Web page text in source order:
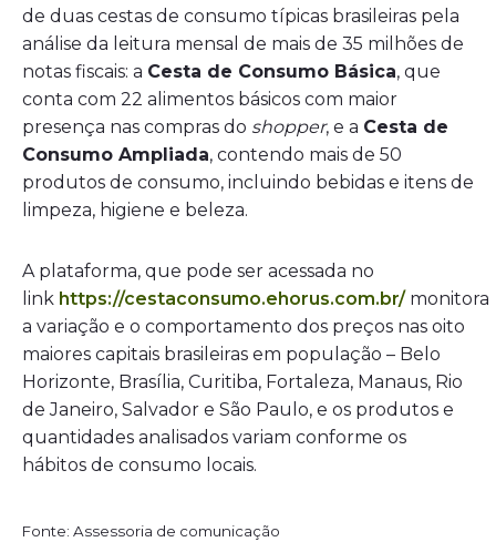
de duas cestas de consumo típicas brasileiras pela
análise da leitura mensal de mais de 35 milhões de
notas fiscais: a Cesta de Consumo Básica, que
conta com 22 alimentos básicos com maior
presença nas compras do shopper, e a Cesta de
Consumo Ampliada, contendo mais de 50
produtos de consumo, incluindo bebidas e itens de
limpeza, higiene e beleza.
A plataforma, que pode ser acessada no
link https://cestaconsumo.ehorus.com.br/monitora
a variação e o comportamento dos preços nas oito
maiores capitais brasileiras em população – Belo
Horizonte, Brasília, Curitiba, Fortaleza, Manaus, Rio
de Janeiro, Salvador e São Paulo, e os produtos e
quantidades analisados variam conforme os
hábitos de consumo locais.
Fonte: Assessoria de comunicação